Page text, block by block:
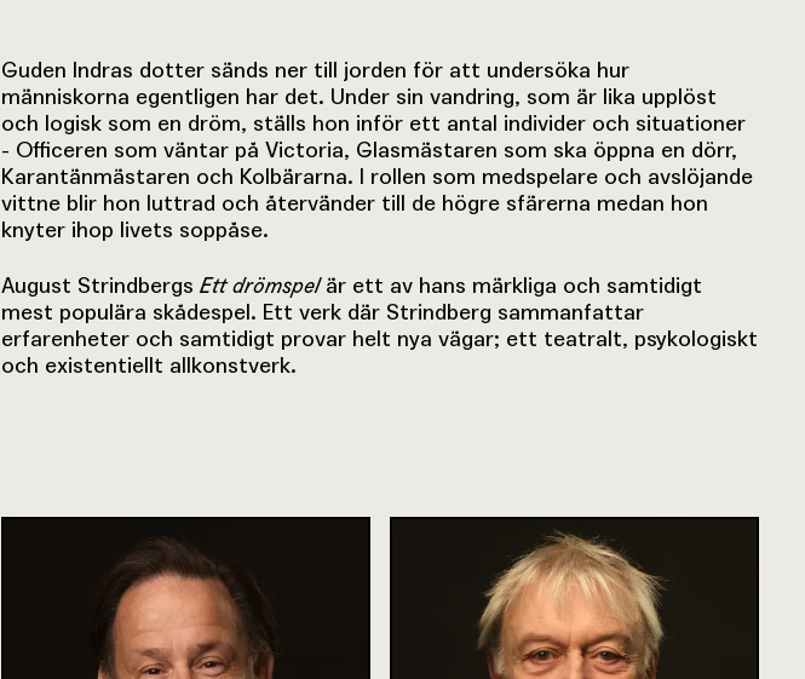
Guden Indras dotter sänds ner till jorden för att undersöka hur
människorna egentligen har det. Under sin vandring, som är lika upplöst
och logisk som en dröm, ställs hon inför ett antal individer och situationer
- Officeren som väntar på Victoria, Glasmästaren som ska öppna en dörr,
Karantänmästaren och Kolbärarna. I rollen som medspelare och avslöjande
vittne blir hon luttrad och återvänder till de högre sfärerna medan hon
knyter ihop livets soppåse.
August Strindbergs Ett drömspelär ett av hans märkliga och samtidigt
mest populära skådespel. Ett verk där Strindberg sammanfattar
erfarenheter och samtidigt provar helt nya vägar; ett teatralt, psykologiskt
och existentiellt allkonstverk.